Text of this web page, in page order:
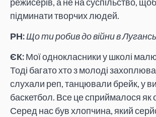
підминати творчих людей.
РН:Що ти робив до війни в
ЄК:Мої однокласники у школі
Тоді багато хто з молоді
слухали реп, танцювали брейк, у
баскетбол. Все це сприймалося як
Серед нас був хлопчина, який